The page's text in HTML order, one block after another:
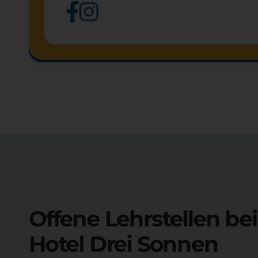
Offene Lehrstellen bei
Hotel Drei Sonnen